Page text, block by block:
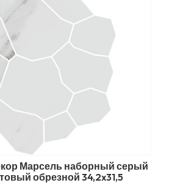
Марсель наборный серый
обрезной 34,2x31,5